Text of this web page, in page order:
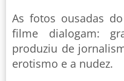
As fotos ousadas
filme dialogam:
produziu de
erotismo e a nudez.